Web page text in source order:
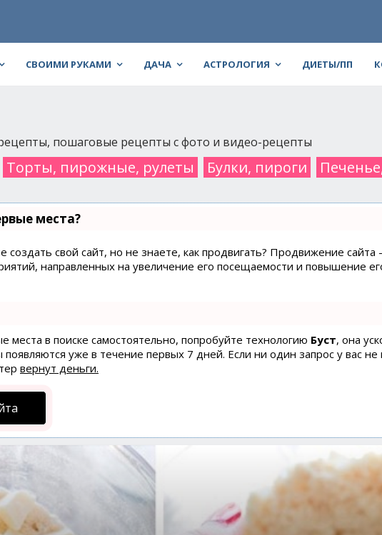
СВОИМИ РУКАМИ ДАЧА АСТРОЛОГИЯ ДИЕТЫ/ПП
пошаговые рецепты с фото и видео-рецепты
Торты, пирожные, рулеты Булки, пироги
места?
создать свой сайт, но не знаете, как продвигать? Продвижение сайта
направленных на увеличение его посещаемости и повышение
места в поиске самостоятельно, попробуйте технологию Буст, она
уже в течение первых 7 дней. Если ни один запрос у вас
вернут деньги.